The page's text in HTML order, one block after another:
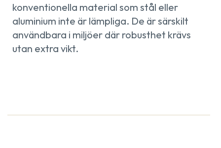
konventionella material som stål eller
aluminium inte är lämpliga. De är särskilt
användbara i miljöer där robusthet krävs
utan extra vikt.